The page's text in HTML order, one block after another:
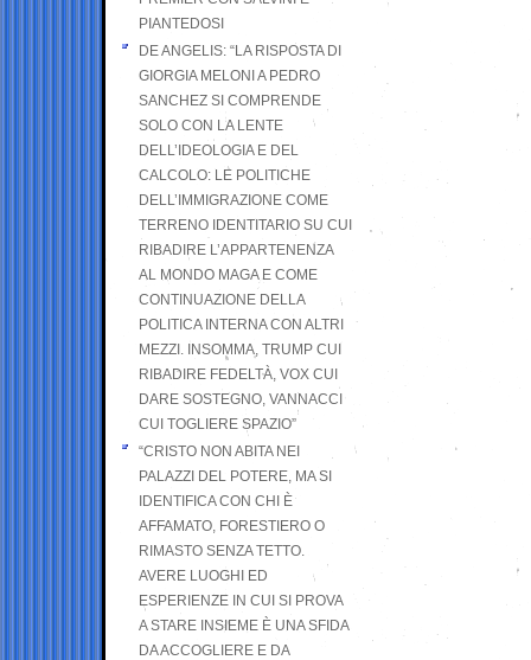
PIANTEDOSI
DE ANGELIS: “LA RISPOSTA DI
GIORGIA MELONI A PEDRO
SANCHEZ SI COMPRENDE
SOLO CON LA LENTE
DELL’IDEOLOGIA E DEL
CALCOLO: LE POLITICHE
DELL’IMMIGRAZIONE COME
TERRENO IDENTITARIO SU CUI
RIBADIRE L’APPARTENENZA
AL MONDO MAGA E COME
CONTINUAZIONE DELLA
POLITICA INTERNA CON ALTRI
MEZZI. INSOMMA, TRUMP CUI
RIBADIRE FEDELTÀ, VOX CUI
DARE SOSTEGNO, VANNACCI
CUI TOGLIERE SPAZIO”
“CRISTO NON ABITA NEI
PALAZZI DEL POTERE, MA SI
IDENTIFICA CON CHI È
AFFAMATO, FORESTIERO O
RIMASTO SENZA TETTO.
AVERE LUOGHI ED
ESPERIENZE IN CUI SI PROVA
A STARE INSIEME È UNA SFIDA
DA ACCOGLIERE E DA